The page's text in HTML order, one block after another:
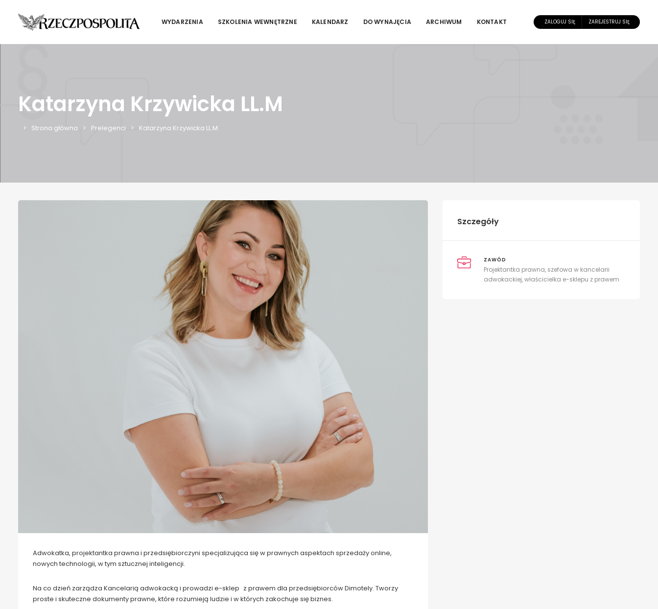
WYDARZENIA SZKOLENIA WEWNĘTRZNE KALENDARZ DO WYNAJĘCIA ARCHIWUM KONTAKT ZALOGUJ SIĘ ZAREJESTRUJ SIĘ
Katarzyna Krzywicka LL.M
Strona główna Prelegenci Katarzyna Krzywicka LL.M
Adwokatka, projektantka prawna i przedsiębiorczyni specjalizująca się w prawnych aspektach sprzedaży online,
nowych technologii, w tym sztucznej inteligencji.
Na co dzień zarządza Kancelarią adwokacką i prowadzi e-sklep z prawem dla przedsiębiorców Dimotely. Tworzy
proste i skuteczne dokumenty prawne, które rozumieją ludzie i w których zakochuje się biznes.
Szczegóły
ZAWÓD
Projektantka prawna, szefowa w kancelarii
adwokackiej, właścicielka e-sklepu z prawem